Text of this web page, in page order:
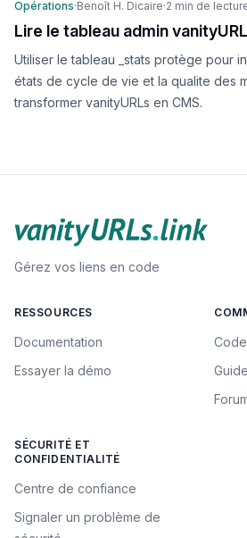
Opérations·Benoît H. Dicaire·2 min de
Lire le tableau admin
Utiliser le tableau _stats protège pour
états de cycle de vie et la qualite des
transformer vanityURLs en CMS.
Gérez vos liens en code
RESSOURCES
Documentation
Essayer la démo
SÉCURITÉ ET
CONFIDENTIALITÉ
Centre de confiance
Signaler un problème de